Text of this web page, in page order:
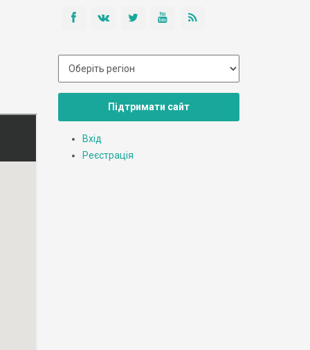
Підтримати сайт
Вхід
Реєстрація